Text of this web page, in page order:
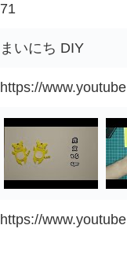
71
まいにち DIY
https://
https://